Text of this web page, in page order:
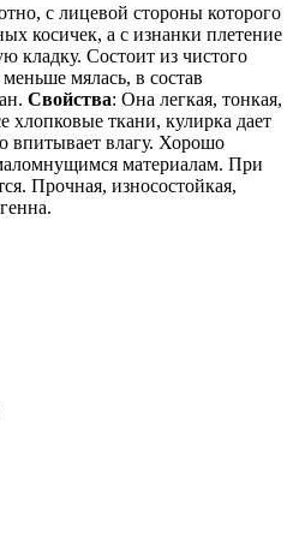
с лицевой стороны которого
косичек, а с изнанки плетение
кладку. Состоит из чистого
мялась, в состав
Свойства: Она легкая, тонкая,
хлопковые ткани, кулирка дает
впитывает влагу. Хорошо
материалам. При
Прочная, износостойкая,